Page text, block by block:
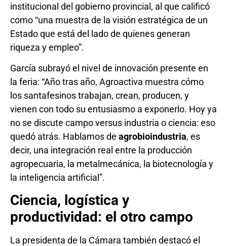
institucional del gobierno provincial, al que calificó
como “una muestra de la visión estratégica de un
Estado que está del lado de quienes generan
riqueza y empleo”.
García subrayó el nivel de innovación presente en
la feria: “Año tras año, Agroactiva muestra cómo
los santafesinos trabajan, crean, producen, y
vienen con todo su entusiasmo a exponerlo. Hoy ya
no se discute campo versus industria o ciencia: eso
quedó atrás. Hablamos de agrobioindustria, es
decir, una integración real entre la producción
agropecuaria, la metalmecánica, la biotecnología y
la inteligencia artificial”.
Ciencia, logística y
productividad: el otro campo
La presidenta de la Cámara también destacó el